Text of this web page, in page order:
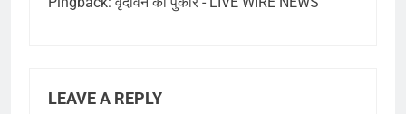
LEAVE A REPLY